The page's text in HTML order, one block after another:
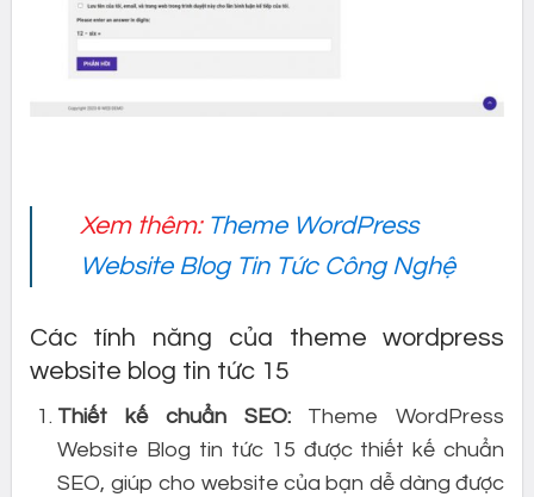
Xem thêm: Theme WordPress
Website Blog Tin Tức Công Nghệ
Các tính năng của theme wordpress
website blog tin tức 15
Thiết kế chuẩn SEO:Theme WordPress
Website Blog tin tức 15 được thiết kế chuẩn
SEO, giúp cho website của bạn dễ dàng được